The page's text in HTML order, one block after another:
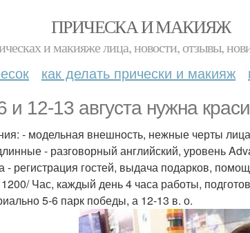
ПРИЧЕСКА И МАКИЯЖ
и макияже лица, новости, отзывы,
как делать прически и макияж
и 12-13 августа нужна
- модельная внешность, нежные черты
- разговорный английский, уровень
- регистрация гостей, выдача подарков,
Час, каждый день 4 часа работы,
5-6 парк победы, а 12-13 в. о.